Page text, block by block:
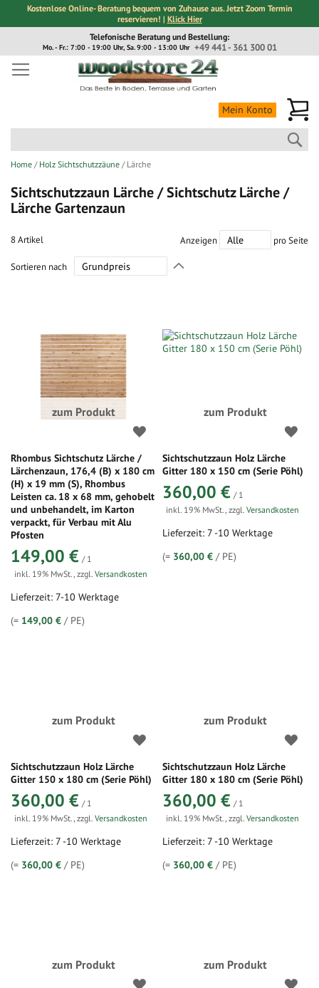
Kostenlose Online- Beratung bequem von Zuhause aus. Jetzt Zoom Termin
reservieren! | Klick Hier
Inhalt
Telefonische Beratung und Bestellung:
+49 441 - 361 300 01
Mo. - Fr.: 7:00 - 19:00 Uhr, Sa. 9:00 - 13:00 Uhr
Mein Konto
Home Holz Sichtschutzzäune Lärche
Sichtschutzzaun Lärche / Sichtschutz Lärche /
Lärche Gartenzaun
8Artikel Anzeigen pro Seite
Sortieren nach
zum Produkt
Rhombus Sichtschutz Lärche /
Lärchenzaun, 176,4 (B) x 180 cm
(H) x 19 mm (S), Rhombus
Leisten ca. 18 x 68 mm, gehobelt
und unbehandelt, im Karton
verpackt, für Verbau mit Alu
Pfosten
149,00 € / 1
inkl. 19% MwSt., zzgl. Versandkosten
Lieferzeit: 7-10 Werktage
(= 149,00 € / PE)
zum Produkt
Sichtschutzzaun Holz Lärche
Gitter 180 x 150 cm (Serie Pöhl)
360,00 € / 1
inkl. 19% MwSt.,zzgl.Versandkosten
Lieferzeit: 7 -10 Werktage
(= 360,00 € / PE)
zum Produkt
Sichtschutzzaun Holz Lärche
Gitter 150 x 180 cm (Serie Pöhl)
360,00 € / 1
inkl. 19% MwSt., zzgl. Versandkosten
Lieferzeit: 7 -10 Werktage
(= 360,00 € / PE)
zum Produkt
Sichtschutzzaun Holz Lärche
Gitter 180 x 180 cm (Serie Pöhl)
360,00 € / 1
inkl. 19% MwSt.,zzgl.Versandkosten
Lieferzeit: 7 -10 Werktage
(= 360,00 € / PE)
zum Produkt zum Produkt